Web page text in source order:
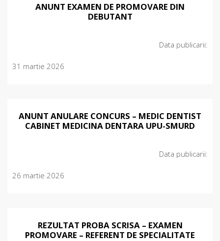
ANUNT EXAMEN DE PROMOVARE DIN
DEBUTANT
Data publicarii:
31 martie 2026
ANUNT ANULARE CONCURS – MEDIC DENTIST
CABINET MEDICINA DENTARA UPU-SMURD
Data publicarii:
26 martie 2026
REZULTAT PROBA SCRISA – EXAMEN
PROMOVARE – REFERENT DE SPECIALITATE